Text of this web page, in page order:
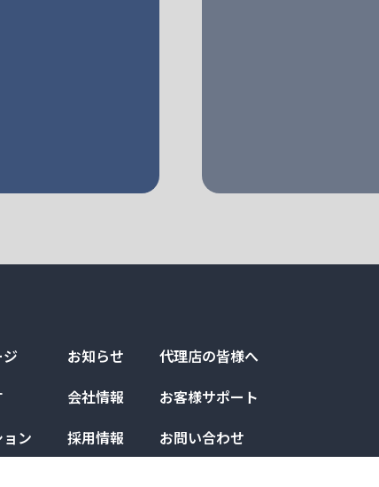
ン
お知らせ
会社情報
採用情報
代理店の皆様へ
お客様サポート
お問い合わせ